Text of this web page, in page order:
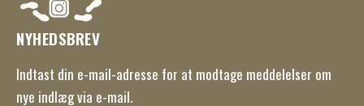
NYHEDSBREV
Indtast din e-mail-adresse for at modtage meddelelser om
nye indlæg via e-mail.